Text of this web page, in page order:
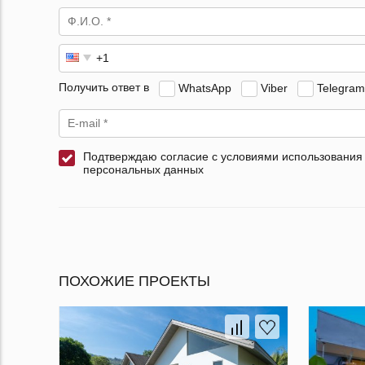
Получить ответ в WhatsApp Viber Telegram
Подтверждаю согласие с условиями использования
персональных данных
ПОХОЖИЕ ПРОЕКТЫ